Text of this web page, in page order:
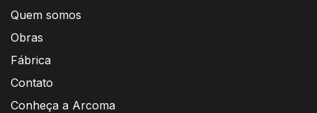
Quem somos
Obras
Fábrica
Contato
Conheça a Arcoma